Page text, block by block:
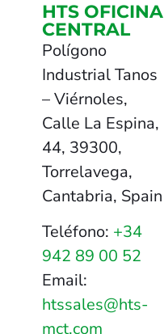
HTS OFICINA
CENTRAL
Polígono
Industrial Tanos
– Viérnoles,
Calle La Espina,
44, 39300,
Torrelavega,
Cantabria, Spain
Teléfono: +34
942 89 00 52
Email:
htssales@hts-
mct.com